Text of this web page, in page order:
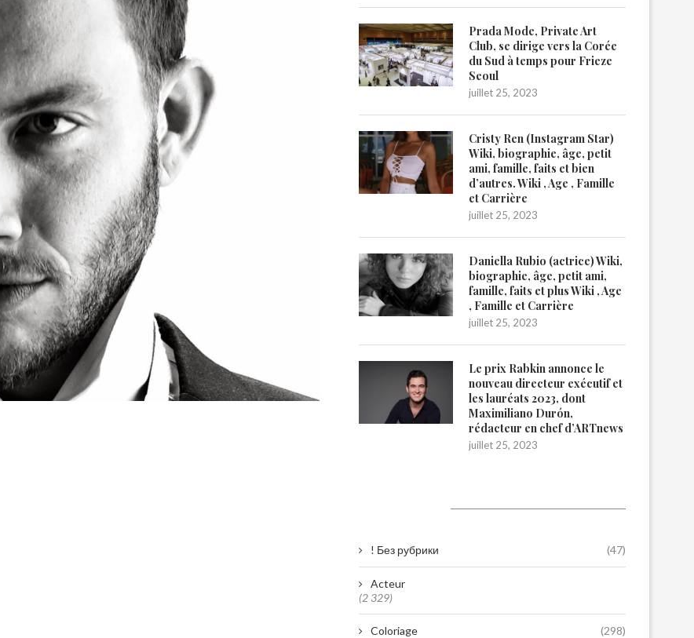
Prada Mode, Private Art
Club, se dirige vers la Corée
du Sud à temps pour Frieze
Seoul
juillet 25, 2023
Cristy Ren (Instagram Star)
Wiki, biographie, âge, petit
ami, famille, faits et bien
d’autres. Wiki , Age , Famille
et Carrière
juillet 25, 2023
Daniella Rubio (actrice) Wiki,
biographie, âge, petit ami,
famille, faits et plus Wiki , Age
, Famille et Carrière
juillet 25, 2023
Le prix Rabkin annonce le
nouveau directeur exécutif et
les lauréats 2023, dont
Maximiliano Durón,
rédacteur en chef d’ARTnews
juillet 25, 2023
! Без рубрики (47)
Acteur
(2 329)
Coloriage (298)